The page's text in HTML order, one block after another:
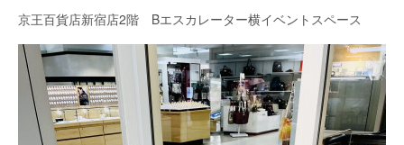
京王百貨店新宿店2階 Bエスカレーター横イベントスペース